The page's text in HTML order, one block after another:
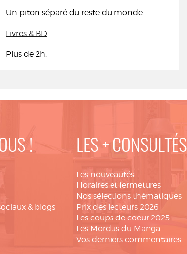
Un piton séparé du reste du monde
Livres & BD
Plus de 2h.
!
& blogs
LES + CONSULTÉS
Les nouveautés
Horaires et fermetures
Nos sélections thématiques
Prix des lecteurs 2026
Les coups de coeur 2025
Les Mordus du Manga
Vos derniers commentaires